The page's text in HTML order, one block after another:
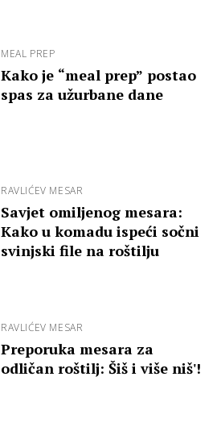
MEAL PREP
Kako je “meal prep” postao
spas za užurbane dane
RAVLIĆEV MESAR
Savjet omiljenog mesara:
Kako u komadu ispeći sočni
svinjski file na roštilju
RAVLIĆEV MESAR
Preporuka mesara za
odličan roštilj: Šiš i više niš'!